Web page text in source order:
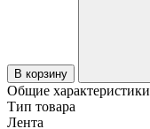
В корзину
Общие характеристики
Тип товара
Лента